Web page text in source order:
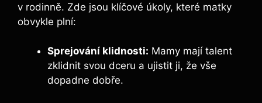
v rodinně. Zde jsou klíčové úkoly, které matky
obvykle plní:
Sprejování klidnosti: Mamy mají talent
zklidnit svou dceru a ujistit ji, že vše
dopadne dobře.